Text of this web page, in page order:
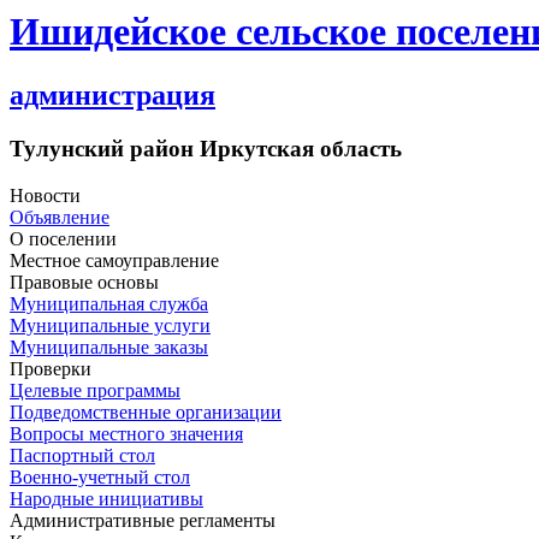
Ишидейское сельское
администрация
Тулунский район Иркутская область
Новости
Объявление
О поселении
Местное самоуправление
Правовые основы
Муниципальная служба
Муниципальные услуги
Муниципальные заказы
Проверки
Целевые программы
Подведомственные организации
Вопросы местного значения
Паспортный стол
Военно-учетный стол
Народные инициативы
Административные регламенты